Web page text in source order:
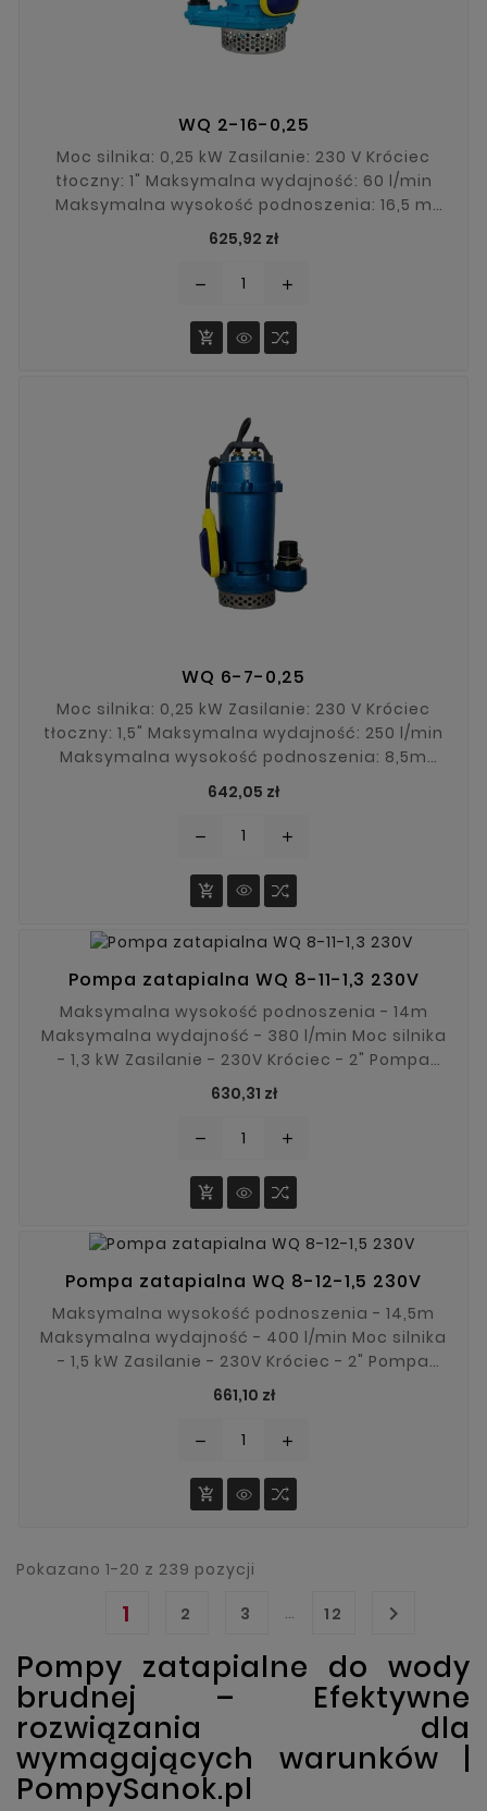
WQ 2-16-0,25
Moc silnika: 0,25 kW Zasilanie: 230 V Króciec
tłoczny: 1" Maksymalna wydajność: 60 l/min
Maksymalna wysokość podnoszenia: 16,5 m
Maksymalna średnica zanieczyszczeń: 5 mm
625,92 złCena
remove add

WQ 6-7-0,25
Moc silnika: 0,25 kW Zasilanie: 230 V Króciec
tłoczny: 1,5" Maksymalna wydajność: 250 l/min
Maksymalna wysokość podnoszenia: 8,5m
Maksymalna średnica zanieczyszczeń: 5 mm
642,05 złCena
remove add

Pompa zatapialna WQ 8-11-1,3 230V
Maksymalna wysokość podnoszenia - 14m
Maksymalna wydajność - 380 l/min Moc silnika
- 1,3 kW Zasilanie - 230V Króciec - 2" Pompa
zatapialna WQ 8-11-1,3 posiada szeroki zakres
zastosowania. Dzięki solidnej konstrukcji i
systemowi rozdrabniającemu będzie
zanieczyszczeń stałych itp.
630,31 złCena
remove add

Pompa zatapialna WQ 8-12-1,5 230V
Maksymalna wysokość podnoszenia - 14,5m
Maksymalna wydajność - 400 l/min Moc silnika
- 1,5 kW Zasilanie - 230V Króciec - 2" Pompa
zatapialna WQ 8-12-1,5 posiada szeroki zakres
zastosowania. Dzięki solidnej konstrukcji i
systemowi rozdrabniającemu będzie
zanieczyszczeń stałych itp.
661,10 złCena
remove add

Pokazano 1-20 z 239 pozycji
1 2 3 … 12 
Pompy zatapialne do wody
brudnej – Efektywne
rozwiązania dla
wymagających warunków |
PompySanok.pl